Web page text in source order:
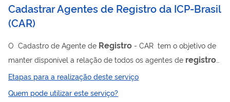
Cadastrar Agentes de Registro da ICP-Brasil
(CAR)
O Cadastro de Agente de Registro - CAR tem o objetivo de
manter disponível a relação de todos os agentes de registro
que atuam no âmbito da ICP-Brasil, possibilitando apoio no
controle desses atores nas atividades de auditoria e
fiscalização do ITI, sem implicação em qualquer
Etapas para a realização deste serviço
Quem pode utilizar este serviço?